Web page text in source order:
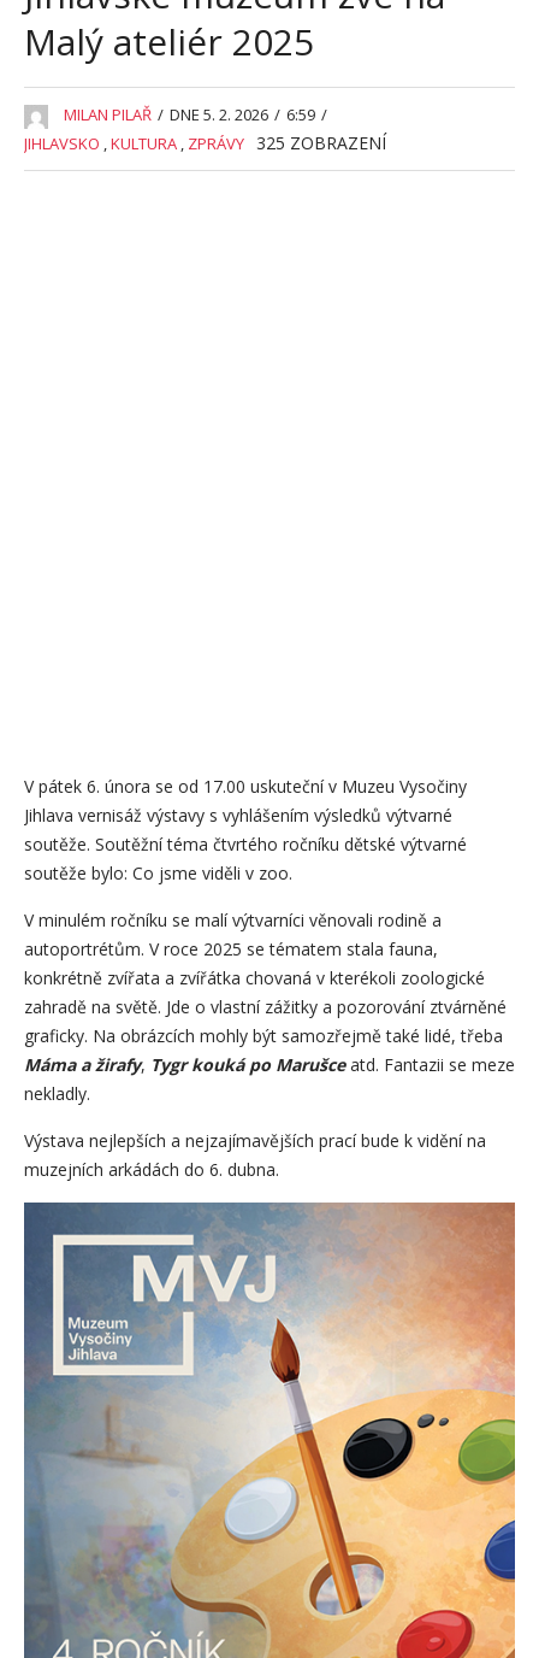
Malý ateliér 2025
MILAN PILAŘ / DNE 5. 2. 2026 / 6:59 /
JIHLAVSKO ,KULTURA , ZPRÁVY 325 ZOBRAZENÍ
V pátek 6. února se od 17.00 uskuteční v Muzeu Vysočiny
Jihlava vernisáž výstavy s vyhlášením výsledků výtvarné
soutěže. Soutěžní téma čtvrtého ročníku dětské výtvarné
soutěže bylo: Co jsme viděli v zoo.
V minulém ročníku se malí výtvarníci věnovali rodině a
autoportrétům. V roce 2025 se tématem stala fauna,
konkrétně zvířata a zvířátka chovaná v kterékoli zoologické
zahradě na světě. Jde o vlastní zážitky a pozorování ztvárněné
graficky. Na obrázcích mohly být samozřejmě také lidé, třeba
Máma a žirafy, Tygr kouká po Marušceatd. Fantazii se meze
nekladly.
Výstava nejlepších a nejzajímavějších prací bude k vidění na
muzejních arkádách do 6. dubna.